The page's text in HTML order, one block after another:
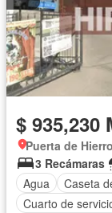
$ 935,230
Puerta de
3 Recámaras
Agua
Caseta
Cuarto de